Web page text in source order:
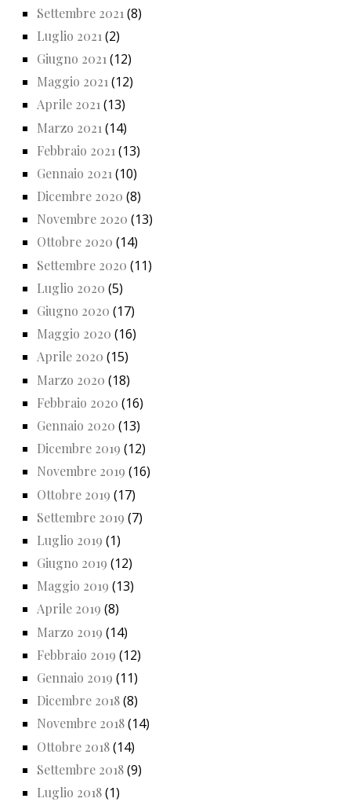
Settembre 2021 (8)
Luglio 2021 (2)
Giugno 2021 (12)
Maggio 2021 (12)
Aprile 2021(13)
Marzo 2021 (14)
Febbraio 2021 (13)
Gennaio 2021 (10)
Dicembre 2020 (8)
Novembre 2020 (13)
Ottobre 2020 (14)
Settembre 2020 (11)
Luglio 2020 (5)
Giugno 2020 (17)
Maggio 2020 (16)
Aprile 2020 (15)
Marzo 2020 (18)
Febbraio 2020 (16)
Gennaio 2020 (13)
Dicembre 2019 (12)
Novembre 2019 (16)
Ottobre 2019 (17)
Settembre 2019 (7)
Luglio 2019 (1)
Giugno 2019 (12)
Maggio 2019 (13)
Aprile 2019 (8)
Marzo 2019 (14)
Febbraio 2019 (12)
Gennaio 2019 (11)
Dicembre 2018(8)
Novembre 2018(14)
Ottobre 2018(14)
Settembre 2018(9)
Luglio 2018(1)